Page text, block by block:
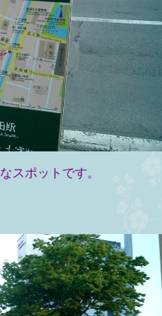
スポットです。